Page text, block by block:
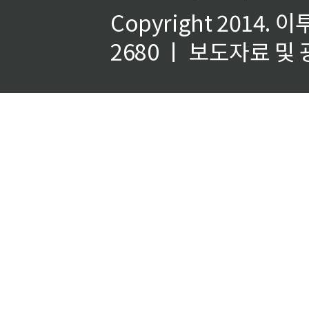
Copyright 2014. 이
2680 ㅣ 보도자료